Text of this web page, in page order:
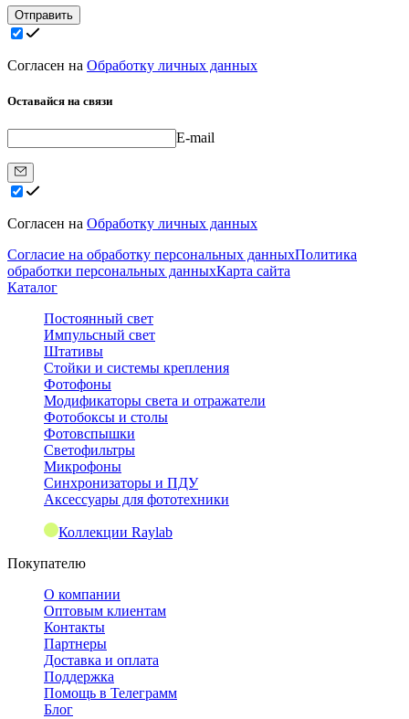
Отправить
Согласен на Обработку личных данных
Оставайся на связи
E-mail
Согласен на Обработку личных данных
Согласие на обработку персональных данныхПолитика
обработки персональных данныхКарта сайта
Каталог
Постоянный свет
Импульсный свет
Штативы
Стойки и системы крепления
Фотофоны
Модификаторы света и отражатели
Фотобоксы и столы
Фотовспышки
Светофильтры
Микрофоны
Синхронизаторы и ПДУ
Аксессуары для фототехники
Коллекции Raylab
Покупателю
О компании
Оптовым клиентам
Контакты
Партнеры
Доставка и оплата
Поддержка
Помощь в Телеграмм
Блог